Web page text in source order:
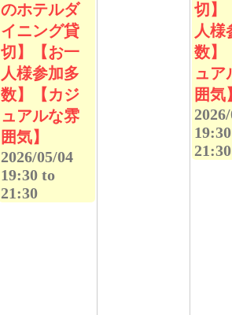
のホテルダ
イニング貸
切】【お一
人様参加多
数】【カジ
ュアルな雰
囲気】
2026/05/04
19:30 to
21:30
切】
人様
数】
ュア
囲気
19:30
21:30